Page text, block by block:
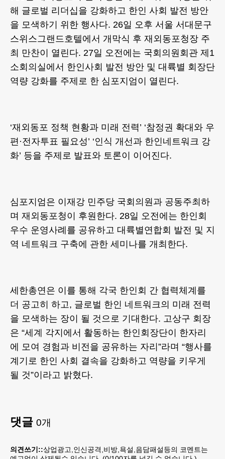
해 글로벌 리더십을 강화하고 한인 사회 발전 방안
을 모색하기 위한 행사다. 26일 오후 서울 서대문구
스위스그랜드호텔에서 개막식 후 재외동포청장 주
최 만찬이 열린다. 27일 오전에는 국회의원회관 제1
소회의실에서 한인사회 발전 방안 및 대륙별 회장단
역량 강화를 주제로 한 심포지엄이 열린다.
‘재외동포 정책 현황과 미래 전력’ ‘참정권 확대와 우
편·전자투표 필요성’ ‘인식 개선과 한인네트워크 강
화’ 등을 주제로 발표와 토론이 이어진다.
심포지엄은 이재강 민주당 국회의원과 공동주최하
며 재외동포청이 후원한다. 28일 오전에는 한인회
우수 운영사례를 공유하고 대륙별연합회 발전 및 지
역 네트워크 구축에 관한 세미나를 개최한다.
세한총연은 이를 통해 각국 한인회 간 협력체계를
더 공고히 하고, 글로벌 한인 네트워크의 미래 전력
을 모색하는 장이 될 것으로 기대한다. 고상구 회장
은 “세계 각지에서 활동하는 한인회장단이 한자리
에 모여 경험과 비전을 공유하는 자리”라며 “행사를
계기로 한인 사회 결속을 강화하고 역량을 키우게
될 것”이라고 밝혔다.
댓글 0개
의견쓰기::상업광고,인신공격,비방,욕설,음담패설등의 코멘트는